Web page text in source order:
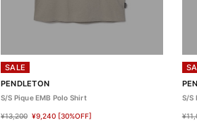
SALE
PENDLETON
S/S Pique EMB Polo Shirt
¥13,200 ¥9,240 [30%OFF]
S/S